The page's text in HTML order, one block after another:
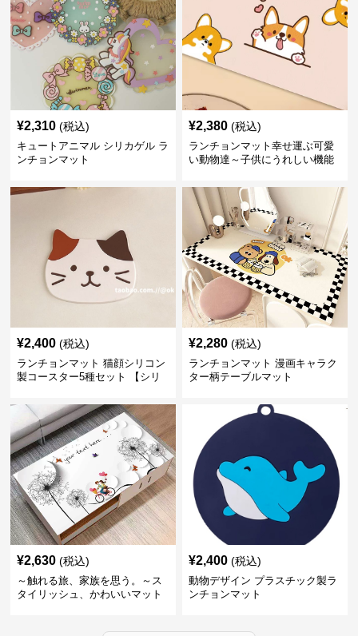
¥2,310 (税込)
キュートアニマル シリカゲル ラ
ンチョンマット
¥2,380 (税込)
ランチョンマット幸せ運ぶ可愛
い動物達～子供にうれしい機能
¥2,400 (税込)
ランチョンマット 猫顔シリコン
製コースター5種セット 【シリ
¥2,280 (税込)
ランチョンマット 漫画キャラク
ター柄テーブルマット
¥2,630 (税込)
～触れる旅、家族を思う。～ス
タイリッシュ、かわいいマット
¥2,400 (税込)
動物デザイン プラスチック製ラ
ンチョンマット